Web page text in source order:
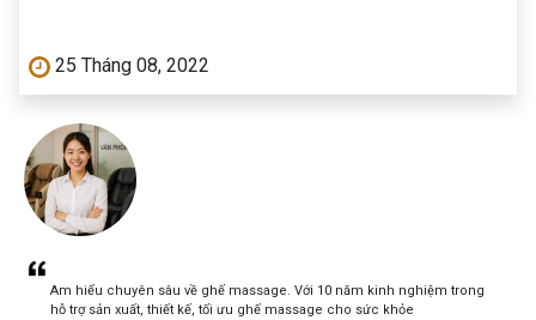
25 Tháng 08, 2022
Am hiểu chuyên sâu về ghế massage. Với 10 năm kinh nghiệm trong
hỗ trợ sản xuất, thiết kế, tối ưu ghế massage cho sức khỏe